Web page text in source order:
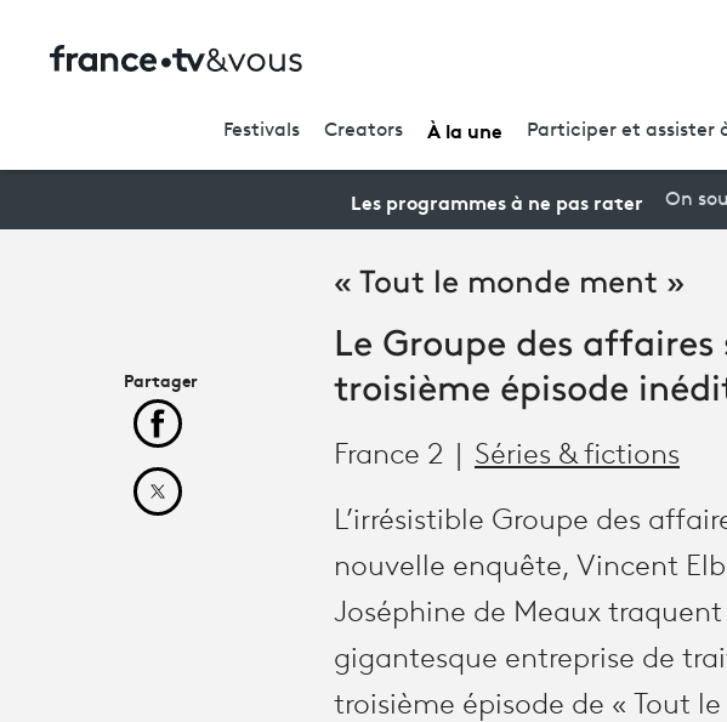
Festivals Creators À la une Participer et assister
Les programmes à ne pas rater On
« Tout le monde ment »
Le Groupe des
troisième épisode
France 2 Séries & fictions
L’irrésistible Groupe des
nouvelle enquête, Vincent
Joséphine de Meaux
gigantesque entreprise de
troisième épisode de « Tout
Partager
Partager cet article sur Facebook
Partager cet article sur X